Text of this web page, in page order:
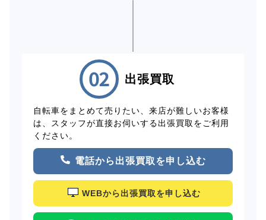
出張買取
自転車をまとめて売りたい、来店が難しいお客様
は、スタッフが直接お伺いする出張買取をご利用
ください。
電話から出張買取を申し込む
WEBから出張買取を申し込む